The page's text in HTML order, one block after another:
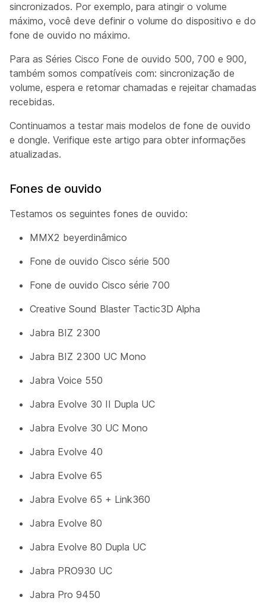
sincronizados. Por exemplo, para atingir o volume
máximo, você deve definir o volume do dispositivo e do
fone de ouvido no máximo.
Para as Séries Cisco Fone de ouvido 500, 700 e 900,
também somos compatíveis com: sincronização de
volume, espera e retomar chamadas e rejeitar chamadas
recebidas.
Continuamos a testar mais modelos de fone de ouvido
e dongle. Verifique este artigo para obter informações
atualizadas.
Fones de ouvido
Testamos os seguintes fones de ouvido:
MMX2 beyerdinâmico
Fone de ouvido Cisco série 500
Fone de ouvido Cisco série 700
Creative Sound Blaster Tactic3D Alpha
Jabra BIZ 2300
Jabra BIZ 2300 UC Mono
Jabra Voice 550
Jabra Evolve 30 II Dupla UC
Jabra Evolve 30 UC Mono
Jabra Evolve 40
Jabra Evolve 65
Jabra Evolve 65 + Link360
Jabra Evolve 80
Jabra Evolve 80 Dupla UC
Jabra PRO930 UC
Jabra Pro 9450